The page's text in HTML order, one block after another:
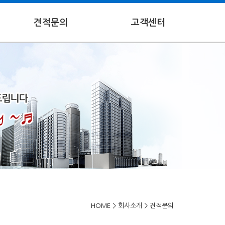
견적문의 고객센터
HOME > 회사소개 > 견적문의